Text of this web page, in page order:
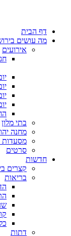
דף הבית
מה עושים
אירועים
בתי מלון
מחנה
מסעדות
סרטים
חדשות
קצרים
בריאות
דתות